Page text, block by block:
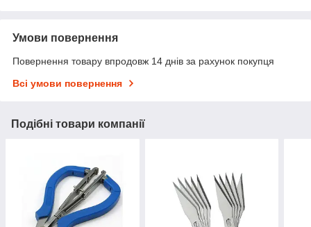
Умови повернення
Повернення товару впродовж 14 днів за рахунок покупця
Всі умови повернення
Подібні товари компанії